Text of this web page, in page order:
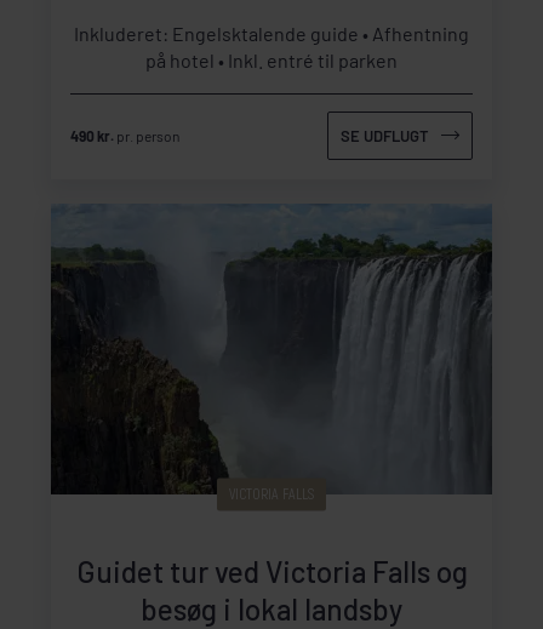
Inkluderet: Engelsktalende guide
Afhentning
på hotel
Inkl. entré til parken
490 kr. pr. person SE UDFLUGT
VICTORIA FALLS
Guidet tur ved Victoria Falls og
besøg i lokal landsby